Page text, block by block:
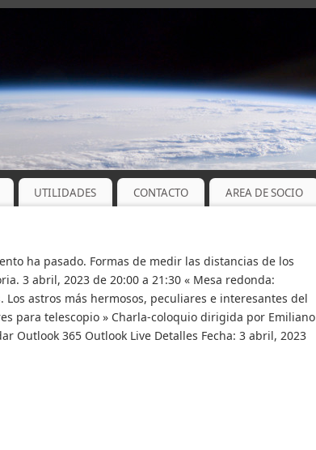
UTILIDADES CONTACTO AREA DE SOCIO
ha pasado. Formas de medir las distancias de los
3 abril, 2023 de 20:00 a 21:30 « Mesa redonda:
Los astros más hermosos, peculiares e interesantes del
para telescopio » Charla-coloquio dirigida por Emiliano
Outlook 365 Outlook Live Detalles Fecha: 3 abril, 2023